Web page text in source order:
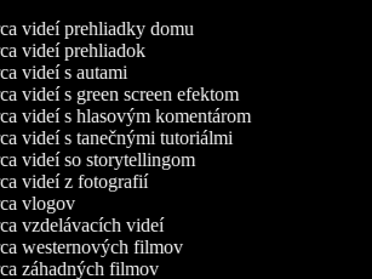
videí prehliadky domu
videí prehliadok
videí s autami
videí s green screen efektom
videí s hlasovým komentárom
videí s tanečnými tutoriálmi
videí so storytellingom
videí z fotografií
vlogov
vzdelávacích videí
westernových filmov
záhadných filmov